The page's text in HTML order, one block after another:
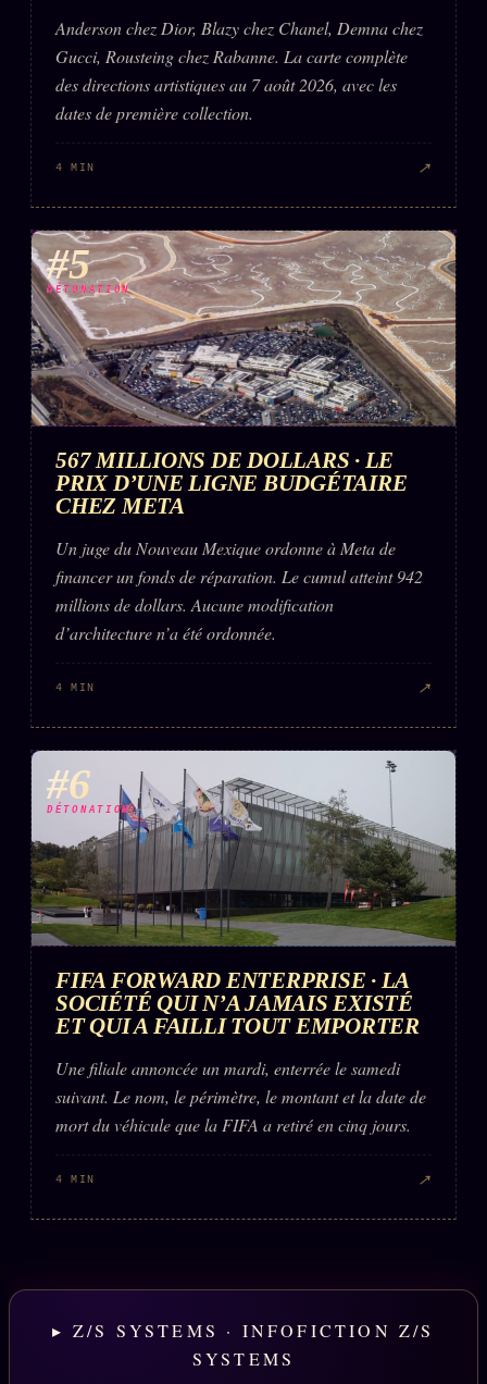
Anderson chez Dior, Blazy chez Chanel, Demna chez
Gucci, Rousteing chez Rabanne. La carte complète
des directions artistiques au 7 août 2026, avec les
dates de première collection.
4 MIN ↗
#5
DÉTONATION
567 MILLIONS DE DOLLARS · LE
PRIX D’UNE LIGNE BUDGÉTAIRE
CHEZ META
Un juge du Nouveau Mexique ordonne à Meta de
financer un fonds de réparation. Le cumul atteint 942
millions de dollars. Aucune modification
d’architecture n’a été ordonnée.
4 MIN ↗
#6
DÉTONATION
FIFA FORWARD ENTERPRISE · LA
SOCIÉTÉ QUI N’A JAMAIS EXISTÉ
ET QUI A FAILLI TOUT EMPORTER
Une filiale annoncée un mardi, enterrée le samedi
suivant. Le nom, le périmètre, le montant et la date de
mort du véhicule que la FIFA a retiré en cinq jours.
4 MIN ↗
▸ Z/S SYSTEMS · INFOFICTION Z/S
SYSTEMS